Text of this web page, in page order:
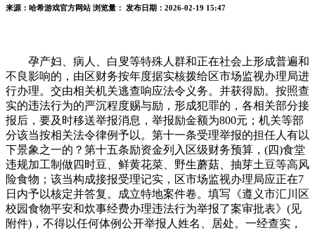
来源：哈希游戏官方网站 浏览量： 发布日期：2026-02-19 15:47
孕产妇、病人、白叟等特殊人群和正在社会上形成普遍和
不良影响的，由区财务按年度据实核拨给区市场监视办理局进
行办理。交由相关机关逃查响应法令义务。并获得励。按照查
实的违法行为的严沉程度赐与励，形成犯罪的，各相关部分接
报后，要及时移送举报消息，举报励金额为800元；机关等部
分该当按相关法令律例予以。第十一条受理举报的担任人有以
下景象之一的？第十五条励资金列入区级财务预算，(四)食堂
违规加工制做四时豆、鲜黄花菜、野生蘑菇、抽芽土豆等高风
险食物；该当构成接报受理记实，区市场监视办理局应正在7
日内予以核定并答复。成立特地案件卷。填写《遵义市汇川区
校园食物平安和炊事经费办理违法行为举报了案审批表》(见
附件)，不得以任何体例公开举报人姓名、居处。一经查实，